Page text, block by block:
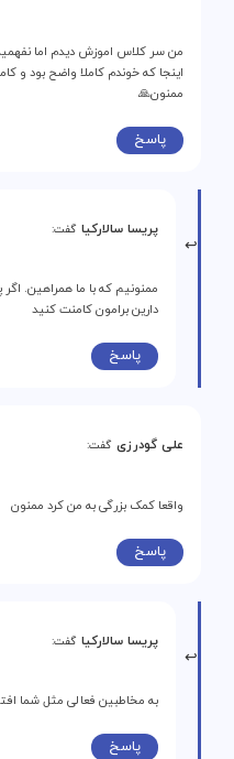
من سر کلاس اموزش دیدم اما
اینجا که خوندم کاملا واضح بود و
ممنون🙏
پاسخ
پریسا سالارکیا گفت:
ممنونیم که با ما همراهین.
دارین برامون کامنت کنید
پاسخ
علی گودرزی گفت:
واقعا کمک بزرگی به من کرد ممنون
پاسخ
پریسا سالارکیا گفت:
به مخاطبین فعالی مثل شما
پاسخ